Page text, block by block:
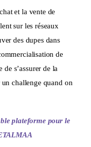
et la vente de
sur les réseaux
des dupes dans
de
s’assurer de la
challenge quand on
plateforme pour le